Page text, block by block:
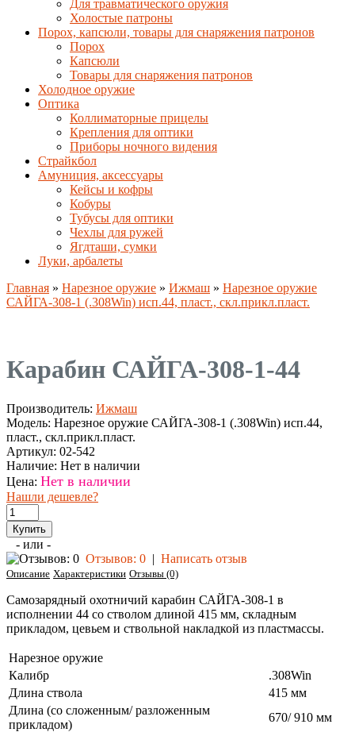
Для травматического оружия
Холостые патроны
Порох, капсюли, товары для снаряжения патронов
Порох
Капсюли
Товары для снаряжения патронов
Холодное оружие
Оптика
Коллиматорные прицелы
Крепления для оптики
Приборы ночного видения
Страйкбол
Амуниция, аксессуары
Кейсы и кофры
Кобуры
Тубусы для оптики
Чехлы для ружей
Ягдташи, сумки
Луки, арбалеты
Главная » Нарезное оружие » Ижмаш » Нарезное оружие
САЙГА-308-1 (.308Win) исп.44, пласт., скл.прикл.пласт.
Карабин САЙГА-308-1-44
Производитель: Ижмаш
Модель: Нарезное оружие САЙГА-308-1 (.308Win) исп.44,
пласт., скл.прикл.пласт.
Артикул: 02-542
Наличие: Нет в наличии
Цена: Нет в наличии
Нашли дешевле?
- или -
Отзывов: 0 | Написать отзыв
Описание Характеристики Отзывы (0)
Самозарядный охотничий карабин САЙГА-308-1 в
исполнении 44 со стволом длиной 415 мм, складным
прикладом, цевьем и ствольной накладкой из пластмассы.
Нарезное оружие
Калибр
.308Win
Длина ствола
415 мм
Длина (со сложенным/ разложенным
прикладом)
670/ 910 мм